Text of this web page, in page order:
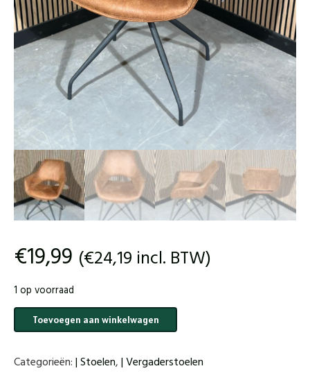
€19,99 (€24,19 incl. BTW)
1 op voorraad
Eetkamer
stoel
aantal
Toevoegen aan winkelwagen
Categorieën:| Stoelen,| Vergaderstoelen